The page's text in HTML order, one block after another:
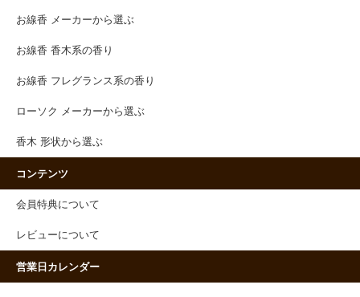
お線香 メーカーから選ぶ
お線香 香木系の香り
お線香 フレグランス系の香り
ローソク メーカーから選ぶ
香木 形状から選ぶ
コンテンツ
会員特典について
レビューについて
営業日カレンダー